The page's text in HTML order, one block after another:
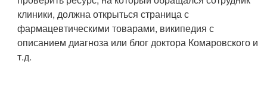
клиники, должна открыться страница с
фармацевтическими товарами, википедия с
описанием диагноза или блог доктора Комаровского и
т.д.